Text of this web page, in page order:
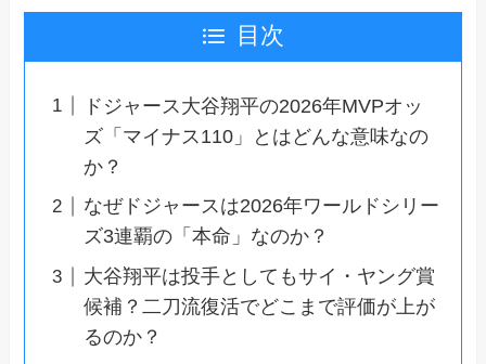
目次
ドジャース大谷翔平の2026年MVPオッ
ズ「マイナス110」とはどんな意味なの
か？
なぜドジャースは2026年ワールドシリー
ズ3連覇の「本命」なのか？
大谷翔平は投手としてもサイ・ヤング賞
候補？二刀流復活でどこまで評価が上が
るのか？